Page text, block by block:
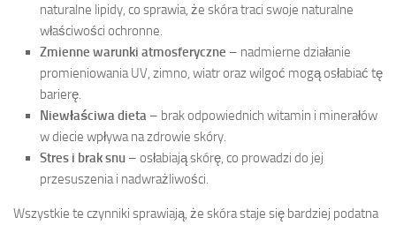
naturalne lipidy, co sprawia, że skóra traci swoje naturalne
właściwości ochronne.
Zmienne warunki atmosferyczne – nadmierne działanie
promieniowania UV, zimno, wiatr oraz wilgoć mogą osłabiać tę
barierę.
Niewłaściwa dieta – brak odpowiednich witamin i minerałów
w diecie wpływa na zdrowie skóry.
Stres i brak snu – osłabiają skórę, co prowadzi do jej
przesuszenia i nadwrażliwości.
Wszystkie te czynniki sprawiają, że skóra staje się bardziej podatna